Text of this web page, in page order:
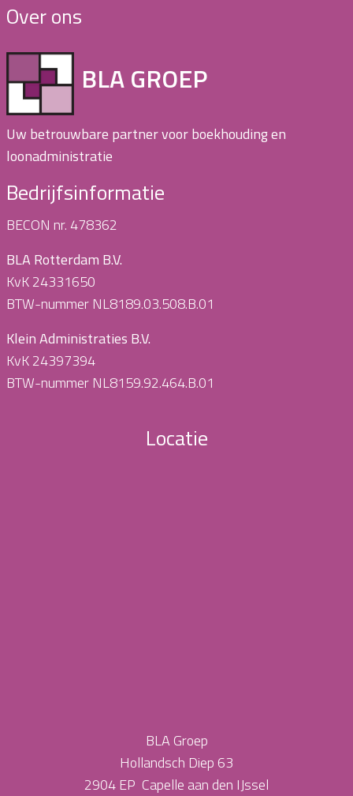
Over ons
BLA GROEP
Uw betrouwbare partner voor boekhouding en
loonadministratie
Bedrijfsinformatie
BECON nr. 478362
BLA Rotterdam B.V.
KvK 24331650
BTW-nummer NL8189.03.508.B.01
Klein Administraties B.V.
KvK 24397394
BTW-nummer NL8159.92.464.B.01
Locatie
BLA Groep
Hollandsch Diep 63
2904 EP Capelle aan den IJssel